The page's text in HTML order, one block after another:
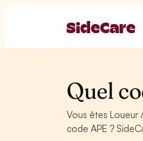
Quel
Vous êtes
code APE ?